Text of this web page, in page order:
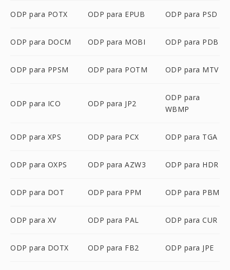
ODP para POTX ODP para EPUB ODP para PSD
ODP para DOCM ODP para MOBI ODP para PDB
ODP para PPSM ODP para POTM ODP para MTV
ODP para ICO ODP para JP2
ODP para
WBMP
ODP para XPS ODP para PCX ODP para TGA
ODP para OXPS ODP para AZW3 ODP para HDR
ODP para DOT ODP para PPM ODP para PBM
ODP para XV ODP para PAL ODP para CUR
ODP para DOTX ODP para FB2 ODP para JPE